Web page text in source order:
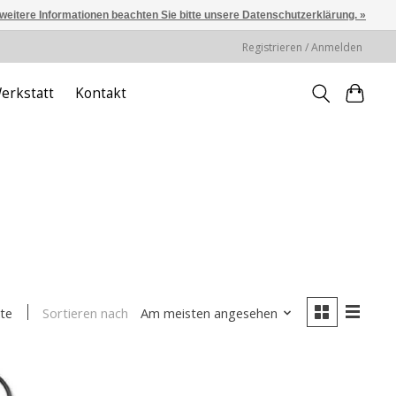
Registrieren / Anmelden
Kontakt
Sortieren nach Am meisten angesehen
Informationen beachten Sie bitte unsere Datenschutzerklärung. »